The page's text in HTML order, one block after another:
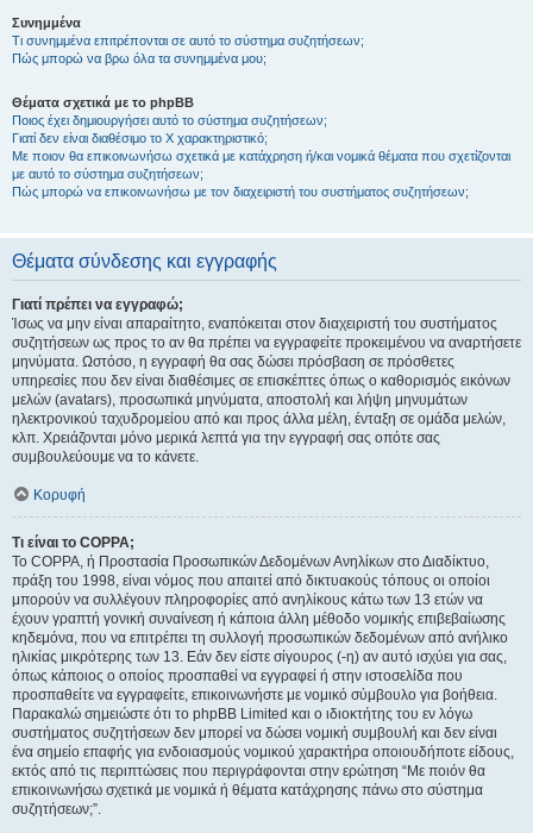
Συνημμένα
Τι συνημμένα επιτρέπονται σε αυτό το σύστημα συζητήσεων;
Πώς μπορώ να βρω όλα τα συνημμένα μου;
Θέματα σχετικά με το phpBB
Ποιος έχει δημιουργήσει αυτό το σύστημα συζητήσεων;
Γιατί δεν είναι διαθέσιμο το Χ χαρακτηριστικό;
Με ποιον θα επικοινωνήσω σχετικά με κατάχρηση ή/και νομικά θέματα που σχετίζονται
με αυτό το σύστημα συζητήσεων;
Πώς μπορώ να επικοινωνήσω με τον διαχειριστή του συστήματος συζητήσεων;
Θέματα σύνδεσης και εγγραφής
Γιατί πρέπει να εγγραφώ;
Ίσως να μην είναι απαραίτητο, εναπόκειται στον διαχειριστή του συστήματος
συζητήσεων ως προς το αν θα πρέπει να εγγραφείτε προκειμένου να αναρτήσετε
μηνύματα. Ωστόσο, η εγγραφή θα σας δώσει πρόσβαση σε πρόσθετες
υπηρεσίες που δεν είναι διαθέσιμες σε επισκέπτες όπως ο καθορισμός εικόνων
μελών (avatars), προσωπικά μηνύματα, αποστολή και λήψη μηνυμάτων
ηλεκτρονικού ταχυδρομείου από και προς άλλα μέλη, ένταξη σε ομάδα μελών,
κλπ. Χρειάζονται μόνο μερικά λεπτά για την εγγραφή σας οπότε σας
συμβουλεύουμε να το κάνετε.
Κορυφή
Τι είναι το COPPA;
Το COPPA, ή Προστασία Προσωπικών Δεδομένων Ανηλίκων στο Διαδίκτυο,
πράξη του 1998, είναι νόμος που απαιτεί από δικτυακούς τόπους οι οποίοι
μπορούν να συλλέγουν πληροφορίες από ανηλίκους κάτω των 13 ετών να
έχουν γραπτή γονική συναίνεση ή κάποια άλλη μέθοδο νομικής επιβεβαίωσης
κηδεμόνα, που να επιτρέπει τη συλλογή προσωπικών δεδομένων από ανήλικο
ηλικίας μικρότερης των 13. Εάν δεν είστε σίγουρος (-η) αν αυτό ισχύει για σας,
όπως κάποιος ο οποίος προσπαθεί να εγγραφεί ή στην ιστοσελίδα που
προσπαθείτε να εγγραφείτε, επικοινωνήστε με νομικό σύμβουλο για βοήθεια.
Παρακαλώ σημειώστε ότι το phpBB Limited και ο ιδιοκτήτης του εν λόγω
συστήματος συζητήσεων δεν μπορεί να δώσει νομική συμβουλή και δεν είναι
ένα σημείο επαφής για ενδοιασμούς νομικού χαρακτήρα οποιουδήποτε είδους,
εκτός από τις περιπτώσεις που περιγράφονται στην ερώτηση “Με ποιόν θα
επικοινωνήσω σχετικά με νομικά ή θέματα κατάχρησης πάνω στο σύστημα
συζητήσεων;”.